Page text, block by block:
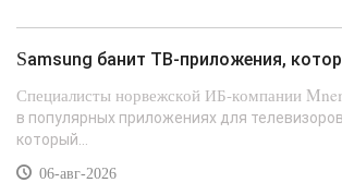
Samsung банит ТВ-приложения,
Специалисты норвежской ИБ-компании
в популярных приложениях для
который...
06-авг-2026